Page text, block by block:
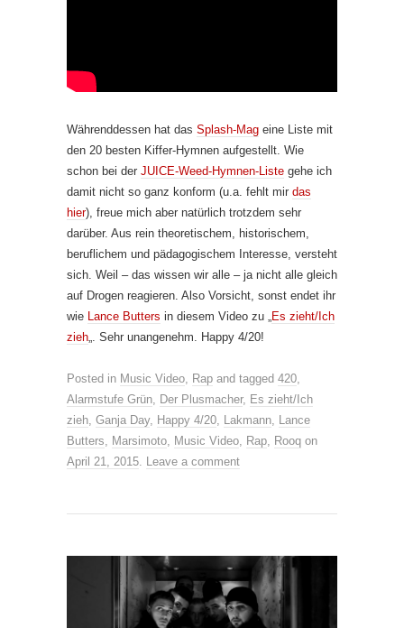
Währenddessen hat das Splash-Mag eine Liste mit
den 20 besten Kiffer-Hymnen aufgestellt. Wie
schon bei der JUICE-Weed-Hymnen-Liste gehe ich
damit nicht so ganz konform (u.a. fehlt mir das
hier), freue mich aber natürlich trotzdem sehr
darüber. Aus rein theoretischem, historischem,
beruflichem und pädagogischem Interesse, versteht
sich. Weil – das wissen wir alle – ja nicht alle gleich
auf Drogen reagieren. Also Vorsicht, sonst endet ihr
wie
Lance Butters in diesem Video zu „
Es zieht/Ich
zieh „. Sehr unangenehm. Happy 4/20!
Posted in Music Video Rap and tagged 420
Alarmstufe Grün
Der Plusmacher, Es zieht/Ich
zieh Ganja Day, Happy 4/20 Lakmann
Lance
Butters
Marsimoto Music Video Rap Rooq on
April 21, 2015
Leave a comment